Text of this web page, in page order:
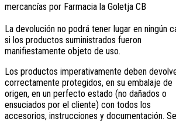
mercancías por Farmacia la Goletja CB
La devolución no podrá tener lugar en ningún
si los productos suministrados fueron
manifiestamente objeto de uso.
Los productos imperativamente deben
correctamente protegidos, en su embalaje de
origen, en un perfecto estado (no dañados o
ensuciados por el cliente) con todos los
accesorios, instrucciones y documentación.